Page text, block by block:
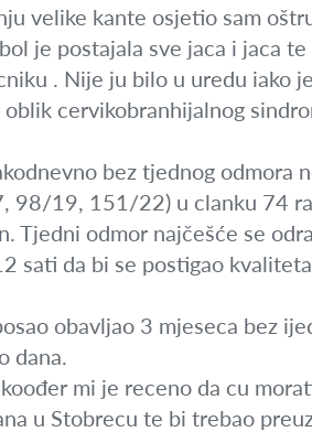
velike kante osjetio sam
je postajala sve jaca i jaca
. Nije ju bilo u uredu iako
cervikobranhijalnog
bez tjednog odmora
98/19, 151/22) u clanku 74
Tjedni odmor najčešće se
sati da bi se postigao
obavljao 3 mjeseca bez
dana.
mi je receno da cu
u Stobrecu te bi trebao